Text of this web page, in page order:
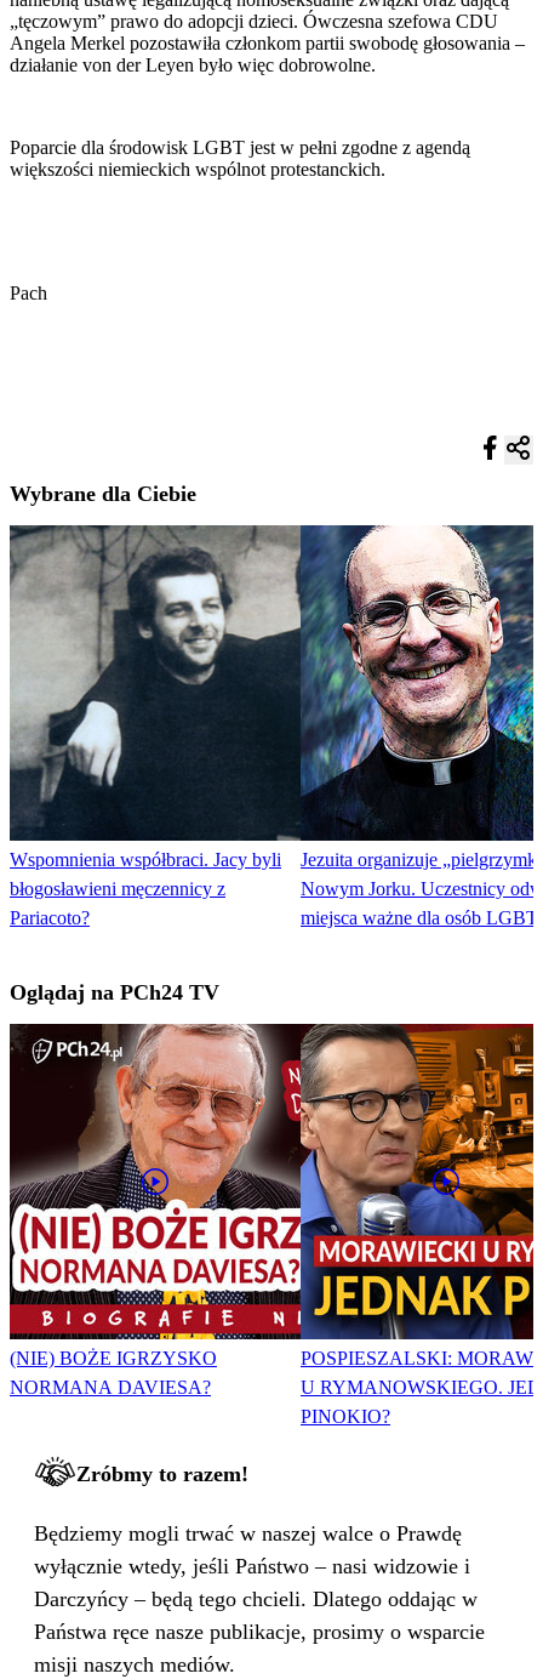
„tęczowym” prawo do adopcji dzieci. Ówczesna szefowa CDU
Angela Merkel pozostawiła członkom partii swobodę głosowania –
działanie von der Leyen było więc dobrowolne.
Poparcie dla środowisk LGBT jest w pełni zgodne z agendą
większości niemieckich wspólnot protestanckich.
Pach
Wybrane dla Ciebie
Wspomnienia współbraci. Jacy byli
błogosławieni męczennicy z
Pariacoto?
Jezuita organizuje
Nowym Jorku. Uczestnicy
miejsca ważne dla osób LGBT
Oglądaj na PCh24 TV
(NIE) BOŻE IGRZYSKO
NORMANA DAVIESA?
POSPIESZALSKI:
U RYMANOWSKIEGO.
PINOKIO?
Zróbmy to razem!
Będziemy mogli trwać w naszej walce o Prawdę
wyłącznie wtedy, jeśli Państwo – nasi widzowie i
Darczyńcy – będą tego chcieli. Dlatego oddając w
Państwa ręce nasze publikacje, prosimy o wsparcie
misji naszych mediów.